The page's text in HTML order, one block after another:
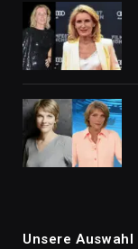
Unsere Auswahl